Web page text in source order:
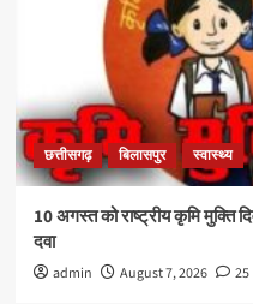
छत्तीसगढ़ बिलासपुर स्वास्थ्य
10 अगस्त को राष्ट्रीय कृमि मुक्ति
दवा
admin August 7, 2026 25